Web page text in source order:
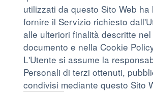
utilizzati da questo Sito Web ha
fornire il Servizio richiesto
alle ulteriori finalità descritte
documento e nella Cookie
L'Utente si assume la
Personali di terzi ottenuti,
condivisi mediante questo Sito